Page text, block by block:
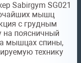
Sabirgym SG021
мышц
с грудным
на поясничный
мышцах спины,
технику